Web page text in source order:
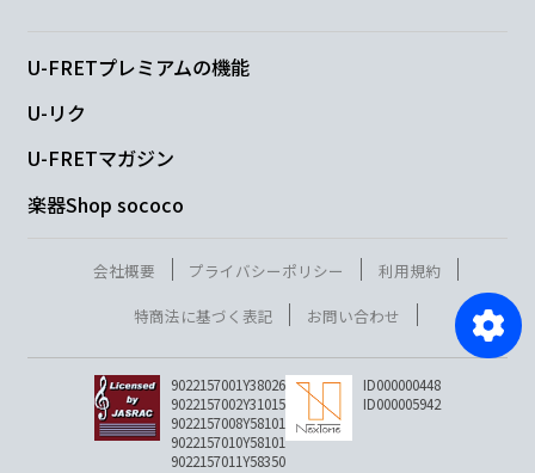
U-FRETプレミアムの機能
U-リク
U-FRETマガジン
楽器Shop sococo
会社概要 プライバシーポリシー
利用規約
特商法に基づく表記
お問い合わせ
9022157001Y38026
9022157002Y31015
9022157008Y58101
9022157010Y58101
9022157011Y58350
ID000000448
ID000005942